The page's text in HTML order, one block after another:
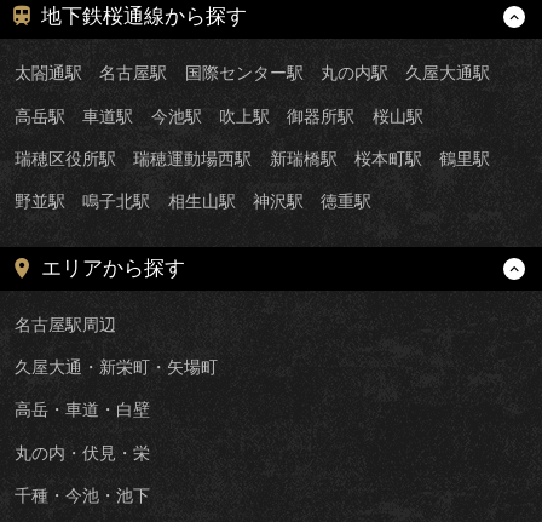
地下鉄桜通線から探す
太閤通駅 名古屋駅 国際センター駅 丸の内駅 久屋大通駅
高岳駅 車道駅 今池駅 吹上駅 御器所駅 桜山駅
瑞穂区役所駅 瑞穂運動場西駅 新瑞橋駅 桜本町駅 鶴里駅
野並駅 鳴子北駅 相生山駅 神沢駅 徳重駅
エリアから探す
名古屋駅周辺
久屋大通・新栄町・矢場町
高岳・車道・白壁
丸の内・伏見・栄
千種・今池・池下